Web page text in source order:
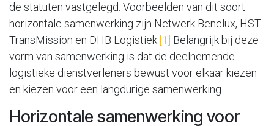
de statuten vastgelegd. Voorbeelden van dit soort
horizontale samenwerking zijn Netwerk Benelux, HST
TransMission en DHB Logistiek. [1]
Belangrijk bij deze
vorm van samenwerking is dat de deelnemende
logistieke dienstverleners bewust voor elkaar kiezen
en kiezen voor een langdurige samenwerking.
Horizontale samenwerking voor